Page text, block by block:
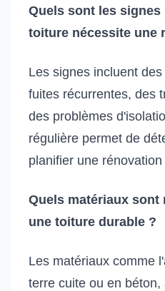
Quels sont les
toiture nécessite une
Les signes incluent
fuites récurrentes, des
des problèmes
régulière permet de
planifier une
Quels matériaux sont
une toiture durable ?
Les matériaux comme
terre cuite ou en